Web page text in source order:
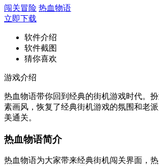
闯关冒险 热血物语
立即下载
软件介绍
软件截图
猜你喜欢
游戏介绍
热血物语带你回到经典的街机游戏时代。
素画风，恢复了经典街机游戏的氛围和老
美通关。
热血物语简介
热血物语为大家带来经典街机闯关界面，